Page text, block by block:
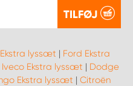
TILFØJ
lyssæt | Ford Ekstra
Iveco Ekstra lyssæt | Dodge
Ekstra lyssæt | Citroën